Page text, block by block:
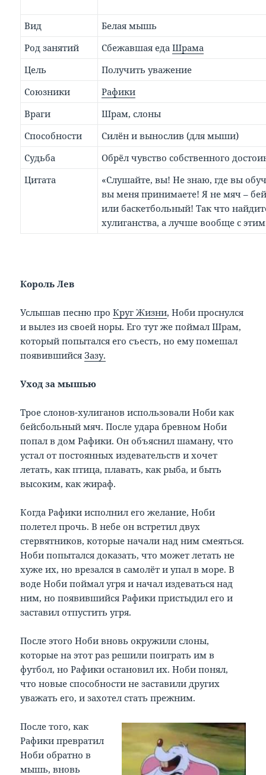
Вид
Белая мышь
Род занятий
Сбежавшая едаШрама
Цель
Получить уважение
Союзники
Рафики
Враги
Шрам, слоны
Способности
Силён и вынослив (для мыши)
Судьба
Обрёл чувство собственного
Цитата
«Слушайте, вы! Не знаю, где вы
вы меня принимаете! Я не мяч –
или баскетбольный! Так что
хулиганства, а лучше вообще с
Король Лев
Услышав песню проКруг Жизни, Ноби проснулся
и вылез из своей норы. Его тут же поймал Шрам,
который попытался его съесть, но ему помешал
появившийсяЗазу.
Уход за мышью
Трое слонов-хулиганов использовали Ноби как
бейсбольный мяч. После удара бревном Ноби
попал в дом Рафики. Он объяснил шаману, что
устал от постоянных издевательств и хочет
летать, как птица, плавать, как рыба, и быть
высоким, как жираф.
Когда Рафики исполнил его желание, Ноби
полетел прочь. В небе он встретил двух
стервятников, которые начали над ним смеяться.
Ноби попытался доказать, что может летать не
хуже их, но врезался в самолёт и упал в море. В
воде Ноби поймал угря и начал издеваться над
ним, но появившийся Рафики пристыдил его и
заставил отпустить угря.
После этого Ноби вновь окружили слоны,
которые на этот раз решили поиграть им в
футбол, но Рафики остановил их. Ноби понял,
что новые способности не заставили других
уважать его, и захотел стать прежним.
После того, как
Рафики превратил
Ноби обратно в
мышь, вновь